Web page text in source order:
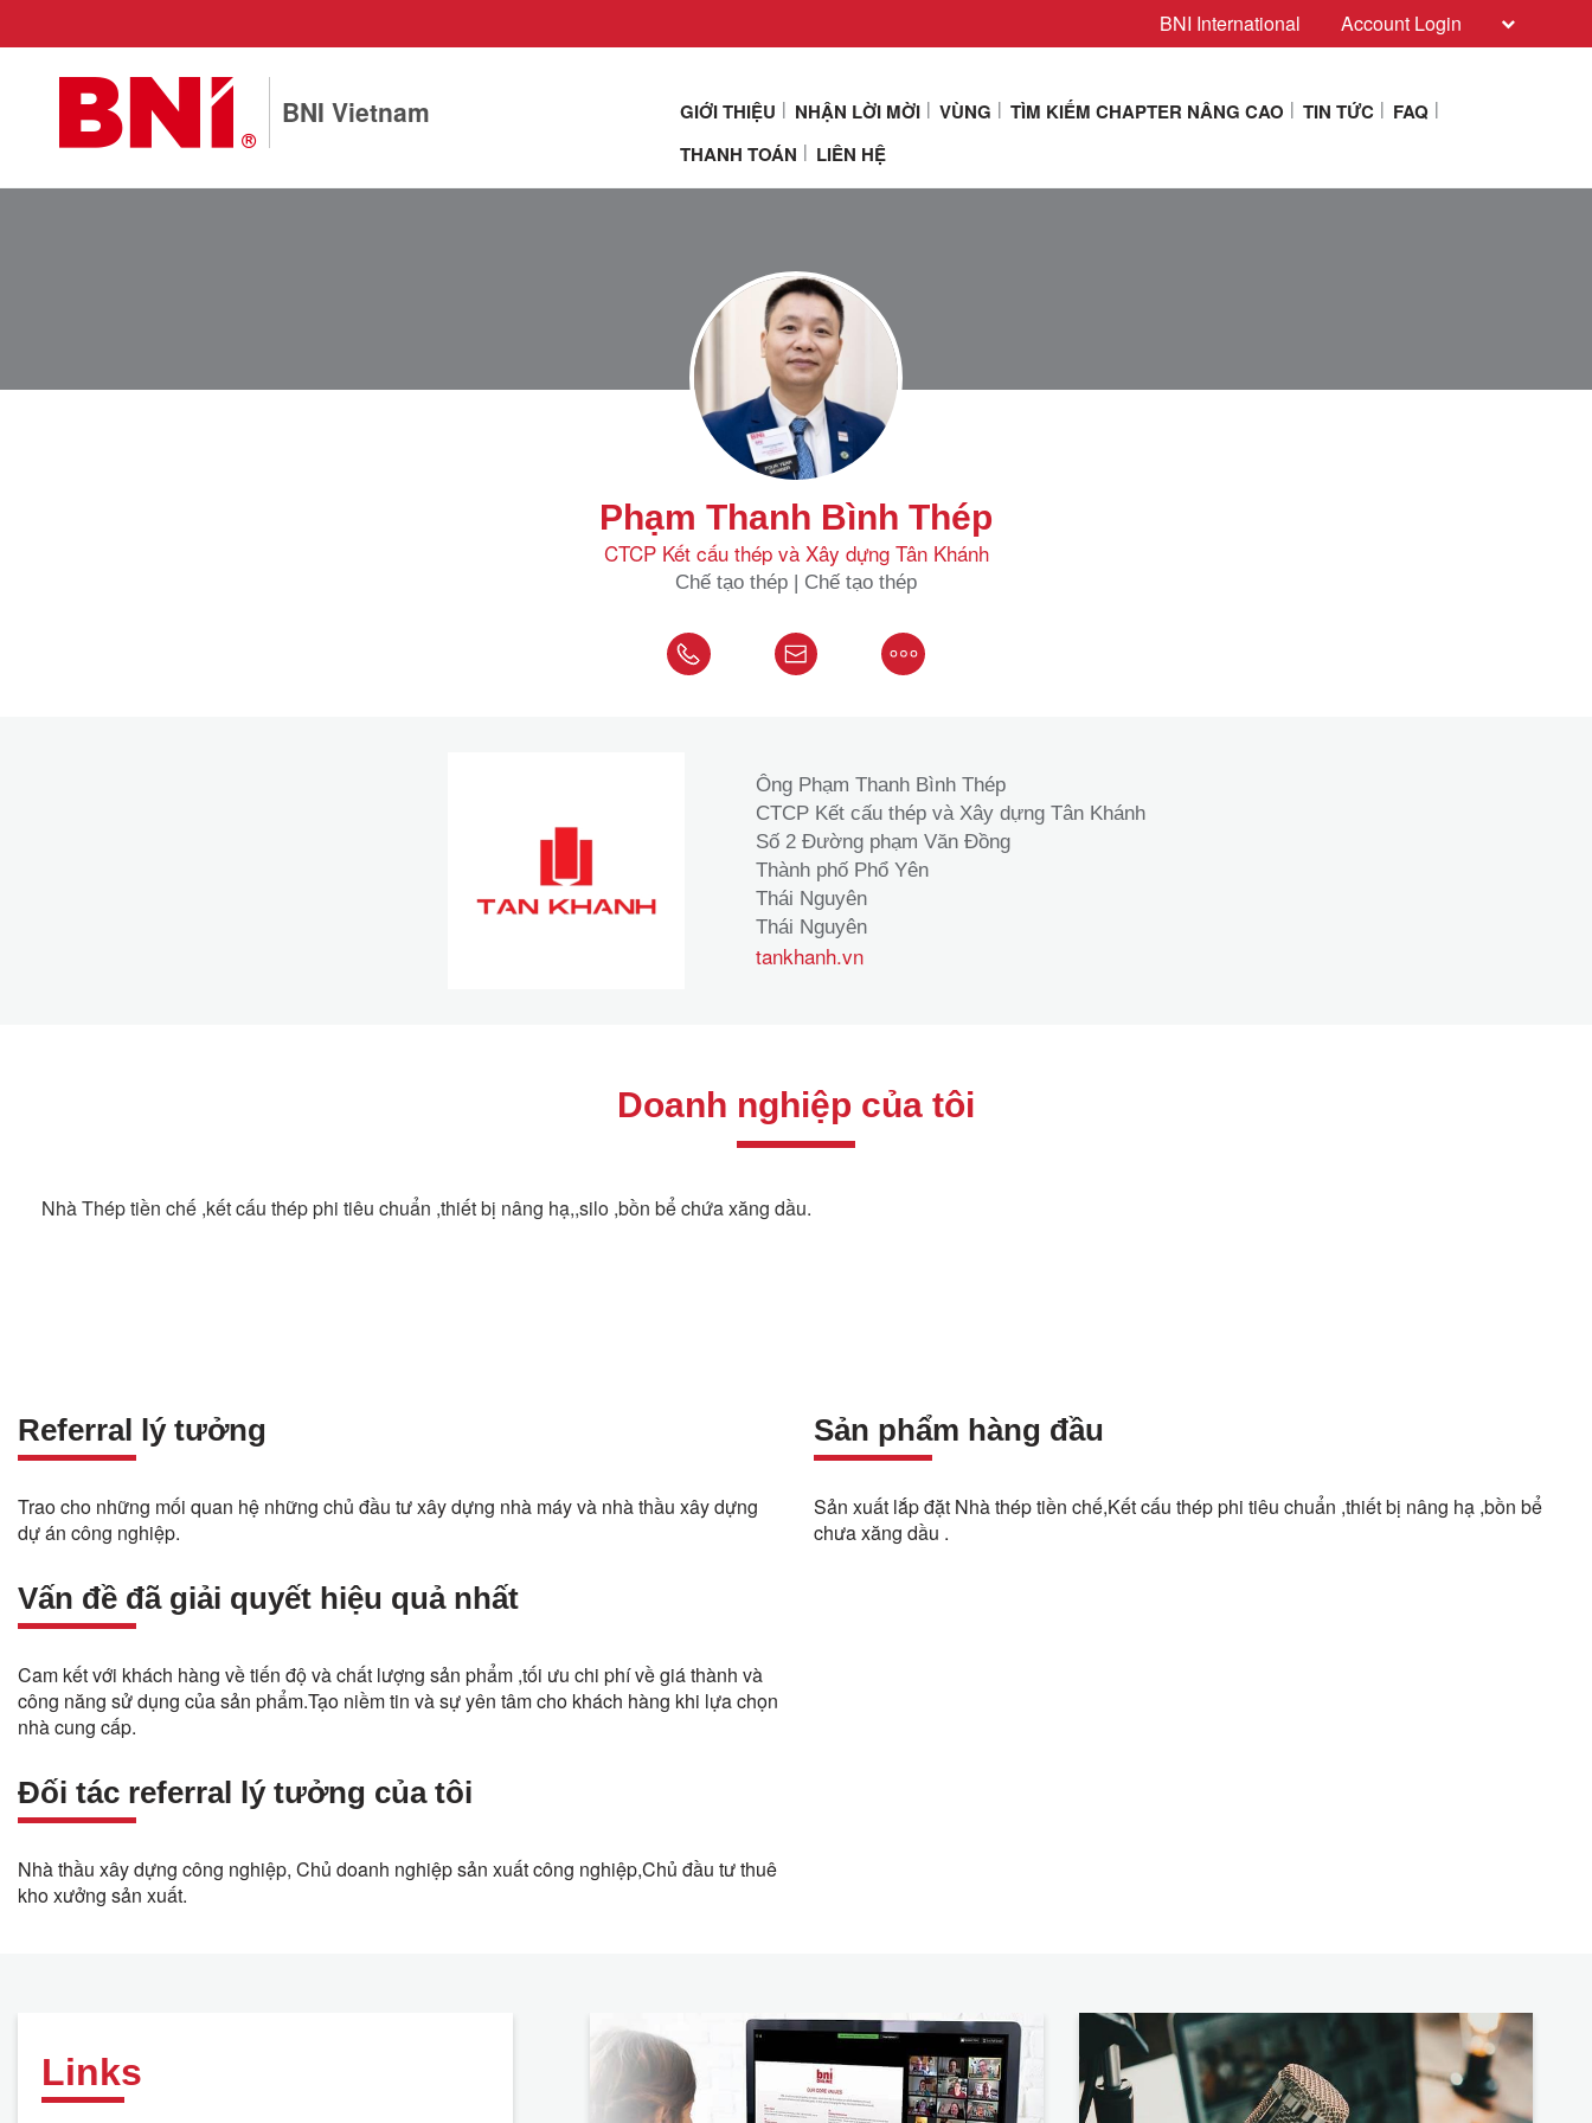
BNI International Account Login
BNI Vietnam GIỚI THIỆU NHẬN LỜI MỜI VÙNG TÌM KIẾM CHAPTER NÂNG CAO TIN TỨC
FAQ
THANH TOÁN
LIÊN HỆ
Phạm Thanh Bình Thép
CTCP Kết cấu thép và Xây dựng Tân Khánh
Chế tạo thép | Chế tạo thép
Ông Phạm Thanh Bình Thép
CTCP Kết cấu thép và Xây dựng Tân Khánh
Số 2 Đường phạm Văn Đồng
Thành phố Phổ Yên
Thái Nguyên
Thái Nguyên
tankhanh.vn
Doanh nghiệp của tôi
Nhà Thép tiền chế ,kết cấu thép phi tiêu chuẩn ,thiết bị nâng hạ,,silo ,bồn bể chứa xăng dầu.
Referral lý tưởng
Trao cho những mối quan hệ những chủ đầu tư xây dựng nhà máy và nhà thầu xây dựng
dự án công nghiệp.
Vấn đề đã giải quyết hiệu quả nhất
Cam kết với khách hàng về tiến độ và chất lượng sản phẩm ,tối ưu chi phí về giá thành và
công năng sử dụng của sản phẩm.Tạo niềm tin và sự yên tâm cho khách hàng khi lựa chọn
nhà cung cấp.
Đối tác referral lý tưởng của tôi
Nhà thầu xây dựng công nghiệp, Chủ doanh nghiệp sản xuất công nghiệp,Chủ đầu tư thuê
kho xưởng sản xuất.
Sản phẩm hàng đầu
Sản xuất lắp đặt Nhà thép tiền chế,Kết cấu thép phi tiêu chuẩn ,thiết bị nâng hạ ,bồn bể
chưa xăng dầu .
Links